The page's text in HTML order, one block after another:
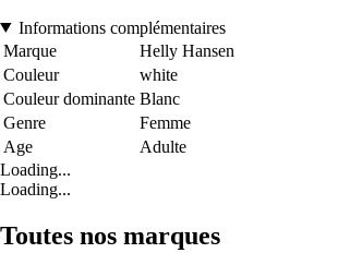
Informations complémentaires
Marque
Helly Hansen
Couleur
white
Couleur dominante Blanc
Genre
Femme
Age
Adulte
Loading...
Loading...
Toutes nos marques